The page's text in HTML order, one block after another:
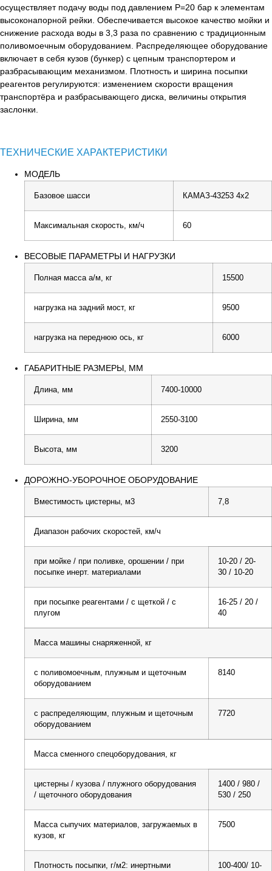
осуществляет подачу воды под давлением Р=20 бар к элементам
высоконапорной рейки. Обеспечивается высокое качество мойки и
снижение расхода воды в 3,3 раза по сравнению с традиционным
поливомоечным оборудованием. Распределяющее оборудование
включает в себя кузов (бункер) с цепным транспортером и
разбрасывающим механизмом. Плотность и ширина посыпки
реагентов регулируются: изменением скорости вращения
транспортёра и разбрасывающего диска, величины открытия
заслонки.
ТЕХНИЧЕСКИЕ ХАРАКТЕРИСТИКИ
МОДЕЛЬ
Базовое шасси КАМАЗ-43253 4х2
Максимальная скорость, км/ч 60
ВЕСОВЫЕ ПАРАМЕТРЫ И НАГРУЗКИ
Полная масса а/м, кг 15500
нагрузка на задний мост, кг 9500
нагрузка на переднюю ось, кг 6000
ГАБАРИТНЫЕ РАЗМЕРЫ, ММ
Длина, мм 7400-10000
Ширина, мм 2550-3100
Высота, мм 3200
ДОРОЖНО-УБОРОЧНОЕ ОБОРУДОВАНИЕ
Вместимость цистерны, м3 7,8
Диапазон рабочих скоростей, км/ч
при мойке / при поливке, орошении / при
посыпке инерт. материалами
10-20 / 20-
30 / 10-20
при посыпке реагентами / с щеткой / с
плугом
16-25 / 20 /
40
Масса машины снаряженной, кг
с поливомоечным, плужным и щеточным
оборудованием
8140
с распределяющим, плужным и щеточным
оборудованием
7720
Масса сменного спецоборудования, кг
цистерны / кузова / плужного оборудования
/ щеточного оборудования
1400 / 980 /
530 / 250
Масса сыпучих материалов, загружаемых в
кузов, кг
7500
Плотность посыпки, г/м2: инертными
100-400/ 10-